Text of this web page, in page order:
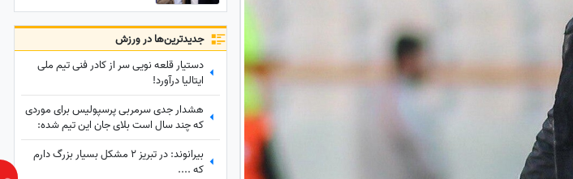
که تا امروز نشنیده بودید!
جدید‌ترین‌ها در ورزش
دستیار قلعه نویی سر از کادر فنی تیم ملی
ایتالیا درآورد!
هشدار جدی سرمربی پرسپولیس برای موردی
که چند سال است بلای جان این تیم شده:
بفهمم برخورد جدی می‌کنم
بیرانوند: در تبریز 2 مشکل بسیار بزرگ دارم
که ....